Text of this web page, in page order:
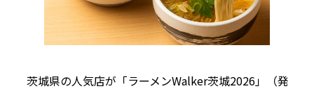
茨城県の人気店が「ラーメンWalker茨城2026」（発